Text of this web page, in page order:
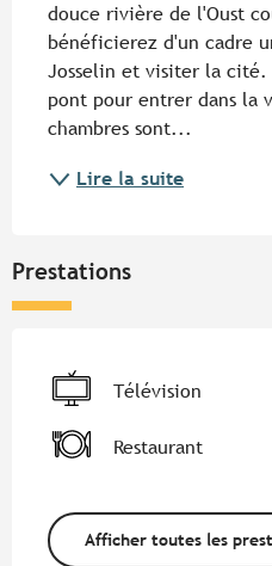
douce rivière de l'Oust
bénéficierez d'un cadre
Josselin et visiter la
pont pour entrer dans la
chambres sont...
Lire la suite
Prestations
Télévision
Restaurant
Afficher toutes les